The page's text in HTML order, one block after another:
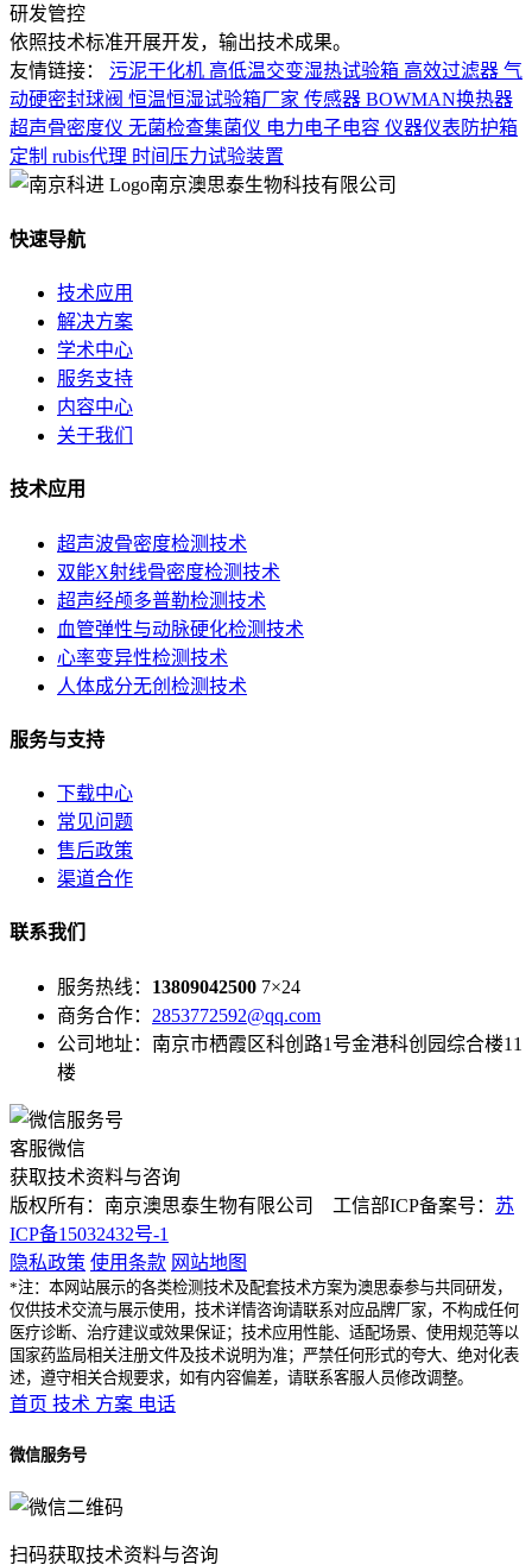
研发管控
依照技术标准开展开发，输出技术成果。
友情链接：
污泥干化机 高低温交变湿热试验箱 高效过滤器 气
动硬密封球阀 恒温恒湿试验箱厂家 传感器 BOWMAN换热器
超声骨密度仪 无菌检查集菌仪 电力电子电容 仪器仪表防护箱
定制 rubis代理 时间压力试验装置
南京澳思泰生物科技有限公司
快速导航
技术应用
解决方案
学术中心
服务支持
内容中心
关于我们
技术应用
超声波骨密度检测技术
双能X射线骨密度检测技术
超声经颅多普勒检测技术
血管弹性与动脉硬化检测技术
心率变异性检测技术
人体成分无创检测技术
服务与支持
下载中心
常见问题
售后政策
渠道合作
联系我们
服务热线： 13809042500 7×24
商务合作： 2853772592@qq.com
公司地址：南京市栖霞区科创路1号金港科创园综合楼11
楼
客服微信
获取技术资料与咨询
版权所有：南京澳思泰生物有限公司 工信部ICP备案号： 苏
ICP备15032432号-1
隐私政策 使用条款 网站地图
*注：本网站展示的各类检测技术及配套技术方案为澳思泰参与共同研发，
仅供技术交流与展示使用，技术详情咨询请联系对应品牌厂家，不构成任何
医疗诊断、治疗建议或效果保证；技术应用性能、适配场景、使用规范等以
国家药监局相关注册文件及技术说明为准；严禁任何形式的夸大、绝对化表
述，遵守相关合规要求，如有内容偏差，请联系客服人员修改调整。
首页 技术 方案 电话
微信服务号
扫码获取技术资料与咨询